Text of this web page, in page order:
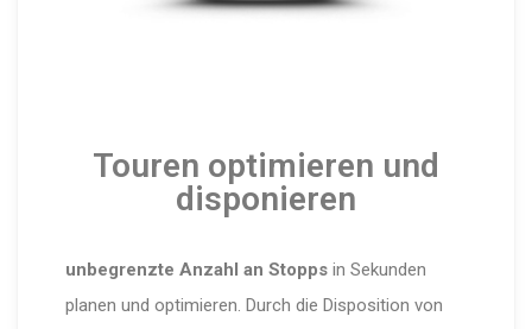
Touren optimieren und
disponieren
unbegrenzte Anzahl an Stoppsin Sekunden
planen und optimieren. Durch die Disposition von